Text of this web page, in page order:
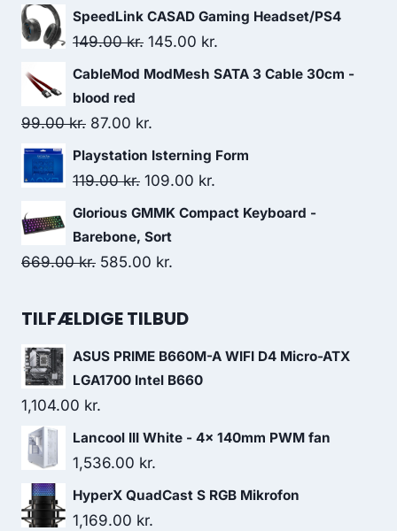
price
was:
price
SpeedLink CASAD Gaming Headset/PS4
149.00kr. Original
price
149.00 kr..
145.00 kr.
price
CableMod ModMesh SATA 3 Cable 30cm -
blood red
99.00kr. Original
price
was:
87.00 kr.
price
is:
Playstation Isterning Form
119.00kr. Original
price
was:
119.00 kr..
109.00 kr.
price
Glorious GMMK Compact Keyboard -
Barebone, Sort
669.00kr. Original
was:
585.00 kr.
is:
TILFÆLDIGE TILBUD
ASUS PRIME B660M-A WIFI D4 Micro-ATX
LGA1700 Intel B660
1,104.00 kr.
Lancool III White - 4x 140mm PWM fan
1,536.00 kr.
HyperX QuadCast S RGB Mikrofon
1,169.00 kr.